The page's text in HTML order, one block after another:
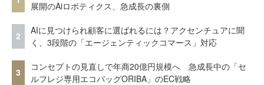
展開のAiロボティクス、急成長の裏側
2
AIに見つけられ顧客に選ばれるには？アクセンチュアに聞
く、3段階の「エージェンティックコマース」対応
3
コンセプトの見直しで年商20億円規模へ 急成長中の「セ
ルフレジ専用エコバッグORIBA」のEC戦略